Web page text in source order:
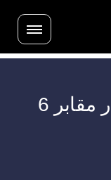
Posts Tagged: اسعار مقابر 6